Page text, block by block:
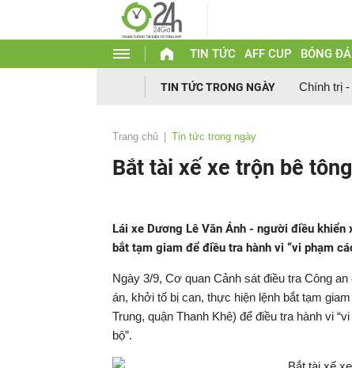
TIN TỨC AFF CUP BÓNG ĐÁ
TIN TỨC TRONG NGÀY Chính trị -
Trang chủ Tin tức trong ngày
Bắt tài xế xe trộn bê
Lái xe Dương Lê Văn Ánh - người điều
bắt tạm giam để điều tra hành vi “vi phạm
Ngày 3/9, Cơ quan Cảnh sát điều tra Công
án, khởi tố bị can, thực hiện lệnh bắt tạm
Trung, quận Thanh Khê) để điều tra hành vi
bộ”.